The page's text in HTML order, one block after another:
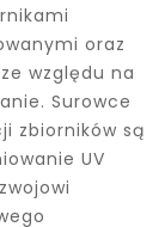
oraz
względu na
Surowce
zbiorników są
UV